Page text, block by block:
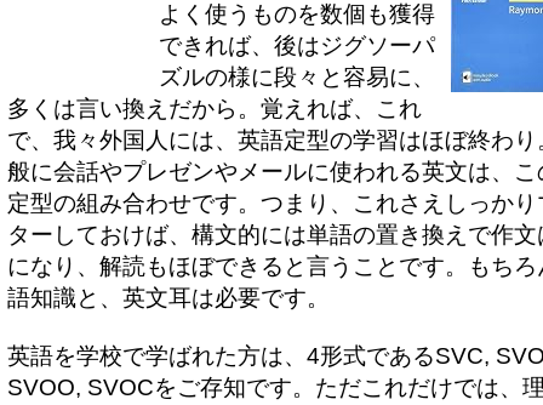
よく使うものを数個も獲得
できれば、後はジグソーパ
ズルの様に段々と容易に、
多くは言い換えだから。覚えれば、これ
で、我々外国人には、英語定型の学習はほぼ終わり
般に会話やプレゼンやメールに使われる英文は、
定型の組み合わせです。つまり、これさえしっかり
ターしておけば、構文的には単語の置き換えで作文
になり、解読もほぼできると言うことです。もちろ
語知識と、英文耳は必要です。
英語を学校で学ばれた方は、4形式であるSVC,
SVOO, SVOCをご存知です。ただこれだけでは、